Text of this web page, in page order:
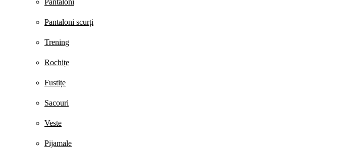
Pantaloni
Pantaloni scurți
Trening
Rochițe
Fustițe
Sacouri
Veste
Pijamale